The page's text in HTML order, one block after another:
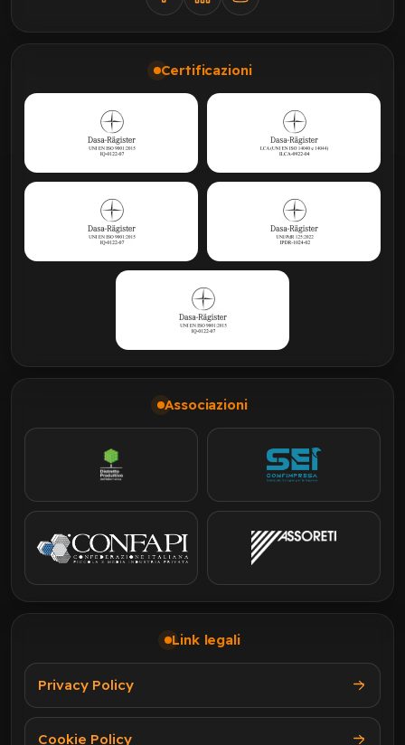
Certificazioni
Associazioni
Link legali
Privacy Policy
Cookie Policy